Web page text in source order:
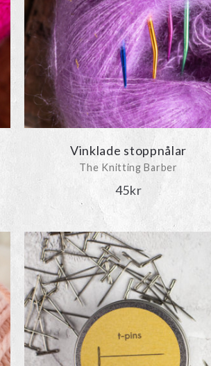
Vinklade stoppnålar
The Knitting Barber
45kr